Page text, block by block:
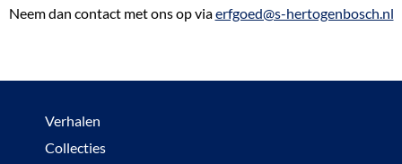
Neem dan contact met ons op viaerfgoed@s-hertogenbosch.nl
Verhalen
Collecties